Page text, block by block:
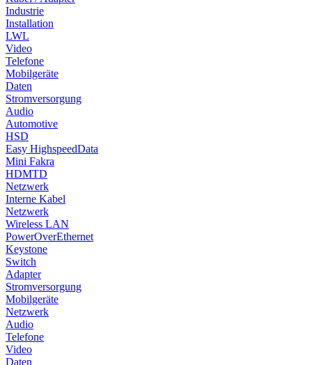
Industrie
Installation
LWL
Video
Telefone
Mobilgeräte
Daten
Stromversorgung
Audio
Automotive
HSD
Easy HighspeedData
Mini Fakra
HDMTD
Netzwerk
Interne Kabel
Netzwerk
Wireless LAN
PowerOverEthernet
Keystone
Switch
Adapter
Stromversorgung
Mobilgeräte
Netzwerk
Audio
Telefone
Video
Daten